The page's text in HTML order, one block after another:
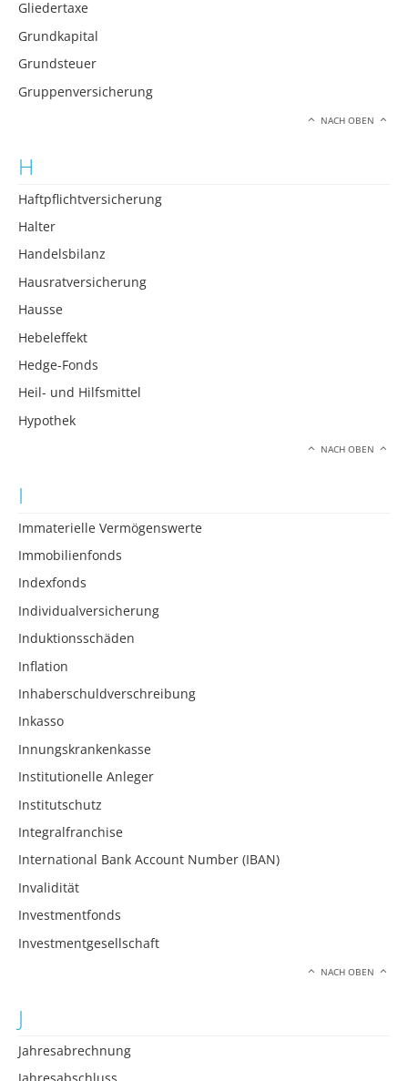
Gliedertaxe
Grundkapital
Grundsteuer
Gruppenversicherung
NACH OBEN
H
Haftpflichtversicherung
Halter
Handelsbilanz
Hausratversicherung
Hausse
Hebeleffekt
Hedge-Fonds
Heil- und Hilfsmittel
Hypothek
NACH OBEN
I
Immaterielle Vermögenswerte
Immobilienfonds
Indexfonds
Individualversicherung
Induktionsschäden
Inflation
Inhaberschuldverschreibung
Inkasso
Innungskrankenkasse
Institutionelle Anleger
Institutschutz
Integralfranchise
International Bank Account Number (IBAN)
Invalidität
Investmentfonds
Investmentgesellschaft
NACH OBEN
J
Jahresabrechnung